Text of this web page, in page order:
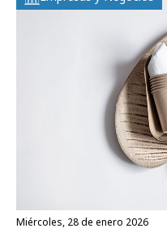
miércoles, 28 de enero 2026